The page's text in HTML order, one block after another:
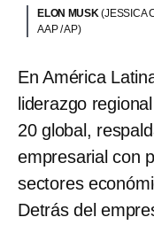
ELON MUSK(JESSICA
A AP / AP)
En América
liderazgo
20 global,
empresarial con
sectores
Detrás del